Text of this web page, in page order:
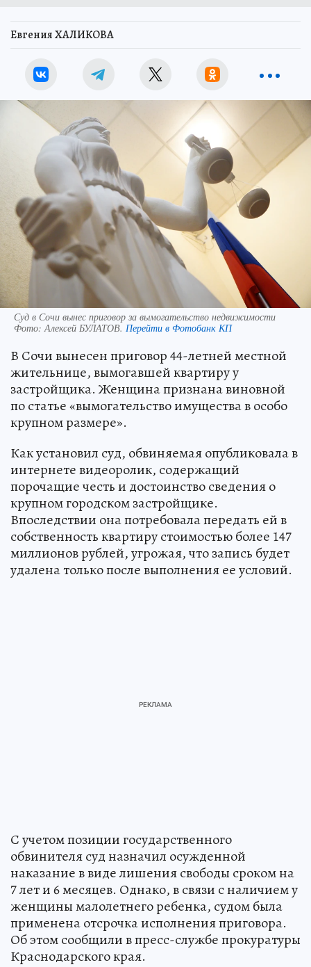
Евгения ХАЛИКОВА
Суд в Сочи вынес приговор за вымогательство недвижимости
Фото:Алексей БУЛАТОВ. Перейти в Фотобанк КП
В Сочи вынесен приговор 44-летней местной
жительнице, вымогавшей квартиру у
застройщика. Женщина признана виновной
по статье «вымогательство имущества в особо
крупном размере».
Как установил суд, обвиняемая опубликовала в
интернете видеоролик, содержащий
порочащие честь и достоинство сведения о
крупном городском застройщике.
Впоследствии она потребовала передать ей в
собственность квартиру стоимостью более 147
миллионов рублей, угрожая, что запись будет
удалена только после выполнения ее условий.
С учетом позиции государственного
обвинителя суд назначил осужденной
наказание в виде лишения свободы сроком на
7 лет и 6 месяцев. Однако, в связи с наличием у
женщины малолетнего ребенка, судом была
применена отсрочка исполнения приговора.
Об этом сообщили в пресс-службе прокуратуры
Краснодарского края.